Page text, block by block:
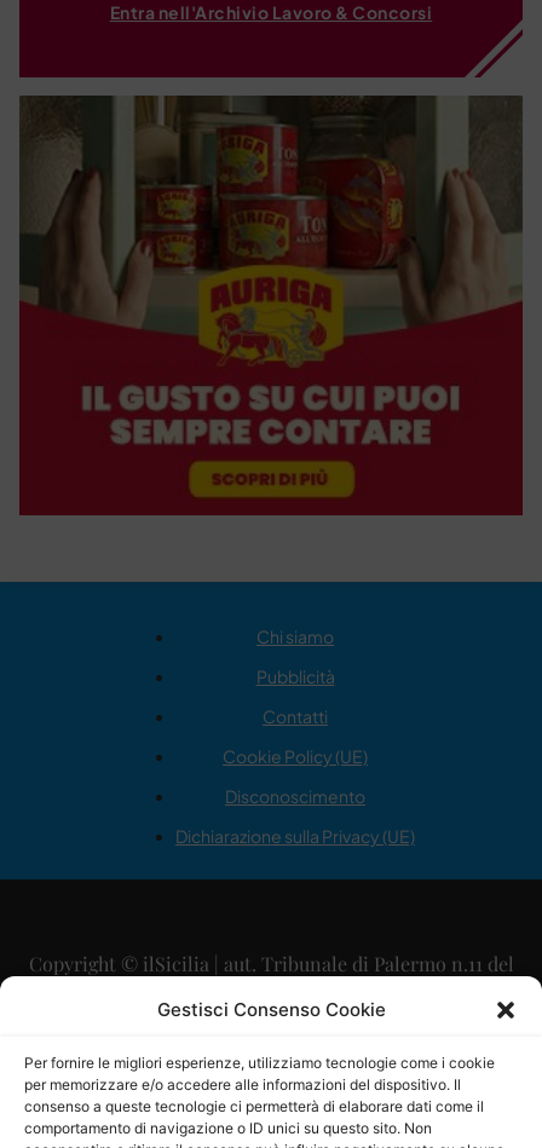
Gestisci Consenso Cookie
Per fornire le migliori esperienze, utilizziamo tecnologie come i cookie
per memorizzare e/o accedere alle informazioni del dispositivo. Il
consenso a queste tecnologie ci permetterà di elaborare dati come il
comportamento di navigazione o ID unici su questo sito. Non
Entra nell'Archivio Lavoro & Concorsi
Chi siamo
Pubblicità
Contatti
Cookie Policy (UE)
Disconoscimento
Dichiarazione sulla Privacy (UE)
Copyright © ilSicilia | aut. Tribunale di Palermo n.11 del
29/09/2015
Direttore Editoriale: Maurizio Scaglione